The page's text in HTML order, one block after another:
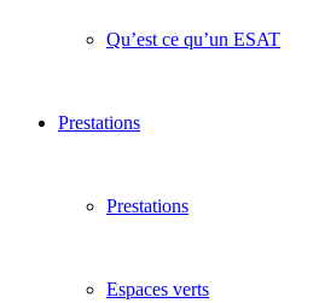
Qu’est ce qu’un ESAT
Prestations
Prestations
Espaces verts